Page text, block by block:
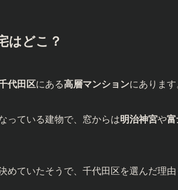
はどこ？
代田区にある高層マンションにあります
っている建物で、窓からは明治神宮や富
ていたそうで、千代田区を選んだ理由